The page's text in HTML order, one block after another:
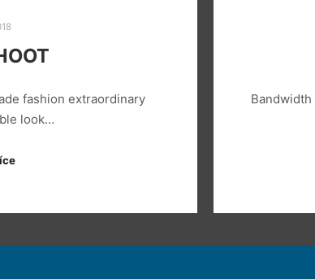
fashion extraordinary
look…